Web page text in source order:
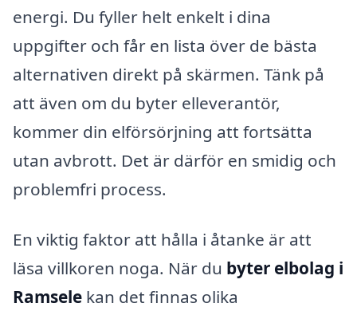
energi. Du fyller helt enkelt i dina
uppgifter och får en lista över de bästa
alternativen direkt på skärmen. Tänk på
att även om du byter elleverantör,
kommer din elförsörjning att fortsätta
utan avbrott. Det är därför en smidig och
problemfri process.
En viktig faktor att hålla i åtanke är att
läsa villkoren noga. När du byter elbolag i
Ramsele kan det finnas olika